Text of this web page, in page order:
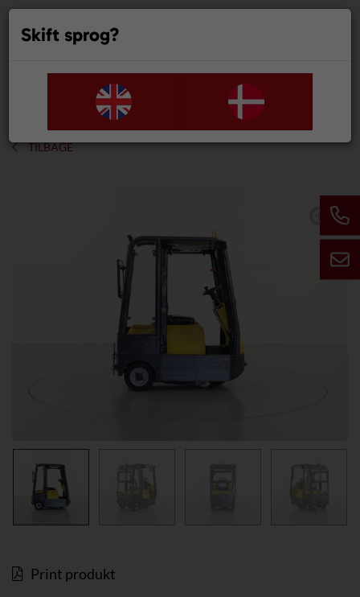
TILBAGE

Print produkt
Skift sprog?